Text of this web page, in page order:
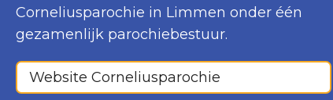
Corneliusparochie in Limmen onder één
gezamenlijk parochiebestuur.
Website Corneliusparochie